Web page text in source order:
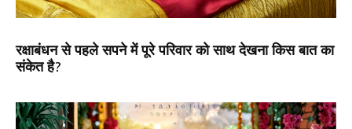
रक्षाबंधन से पहले सपने में पूरे परिवार को साथ देखना किस बात का
संकेत है?